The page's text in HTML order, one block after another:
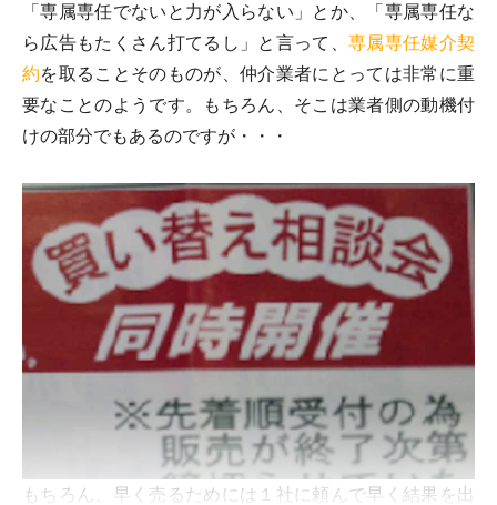
「専属専任でないと力が入らない」とか、「専属専任な
ら広告もたくさん打てるし」と言って、 専属専任媒介契
約を取ることそのものが、仲介業者にとっては非常に重
要なことのようです。もちろん、そこは業者側の動機付
けの部分でもあるのですが・・・
もちろん、早く売るためには１社に頼んで早く結果を出